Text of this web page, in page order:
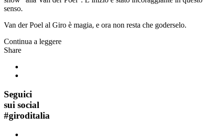
senso.
Van der Poel al Giro è magia, e ora non resta che goderselo.
Continua a leggere
Share
Seguici
sui social
#giroditalia